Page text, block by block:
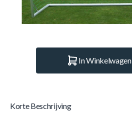
In Winkelwagen
Korte Beschrijving